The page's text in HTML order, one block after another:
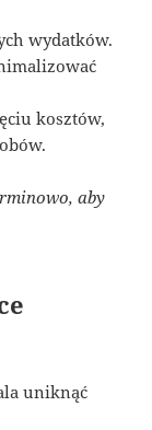
wydatków.
kosztów,
aby
uniknąć